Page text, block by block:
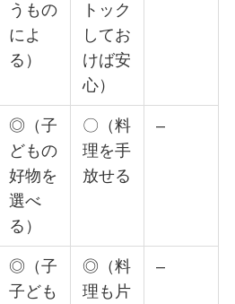
うもの
によ
る）
トック
してお
けば安
心）
◎（子
どもの
好物を
選べ
る）
〇（料
理を手
放せる
–
◎（子
子ども
◎（料
理も片
–